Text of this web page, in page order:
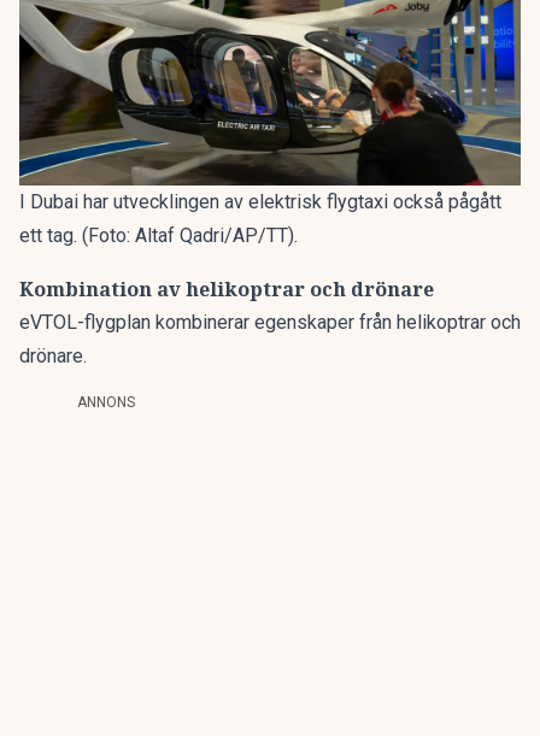
I Dubai har utvecklingen av elektrisk flygtaxi också pågått
ett tag. (Foto: Altaf Qadri/AP/TT).
Kombination av helikoptrar och drönare
eVTOL-flygplan kombinerar egenskaper från helikoptrar och
drönare.
ANNONS